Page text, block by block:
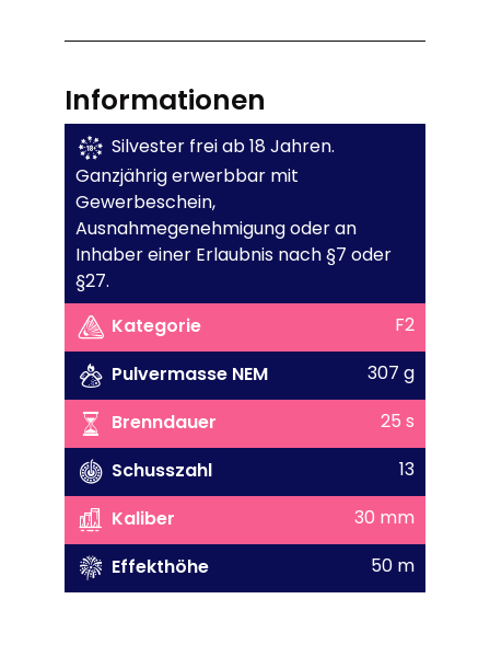
Informationen
Silvester frei ab 18 Jahren.
Ganzjährig erwerbbar mit
Gewerbeschein,
Ausnahmegenehmigung oder an
Inhaber einer Erlaubnis nach §7 oder
§27.
Kategorie
F2
Pulvermasse NEM
307 g
Brenndauer
25 s
Schusszahl
13
Kaliber
30 mm
Effekthöhe
50 m